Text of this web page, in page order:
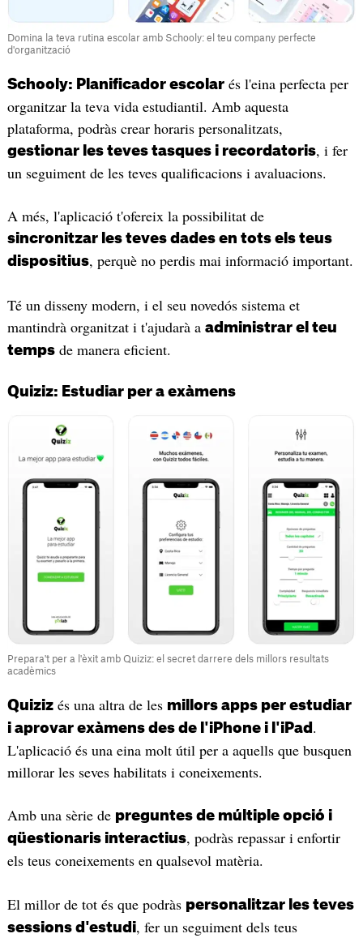
Domina la teva rutina escolar amb Schooly: el teu company perfecte
d'organització
Schooly: Planificador escolarés l'eina perfecta per
organitzar la teva vida estudiantil. Amb aquesta
plataforma, podràs crear horaris personalitzats,
gestionar les teves tasques i recordatoris, i fer
un seguiment de les teves qualificacions i avaluacions.
A més, l'aplicació t'ofereix la possibilitat de
sincronitzar les teves dades en tots els teus
dispositius, perquè no perdis mai informació important.
Té un disseny modern, i el seu novedós sistema et
mantindrà organitzat i t'ajudarà a administrar el teu
tempsde manera eficient.
Quiziz: Estudiar per a exàmens
Prepara't per a l'èxit amb Quiziz: el secret darrere dels millors resultats
acadèmics
Quizizés una altra de les millors apps per estudiar
i aprovar exàmens des de l'iPhone i l'iPad .
L'aplicació és una eina molt útil per a aquells que busquen
millorar les seves habilitats i coneixements.
Amb una sèrie de preguntes de múltiple opció i
qüestionaris interactius, podràs repassar i enfortir
els teus coneixements en qualsevol matèria.
El millor de tot és que podràs personalitzar les teves
sessions d'estudi, fer un seguiment dels teus